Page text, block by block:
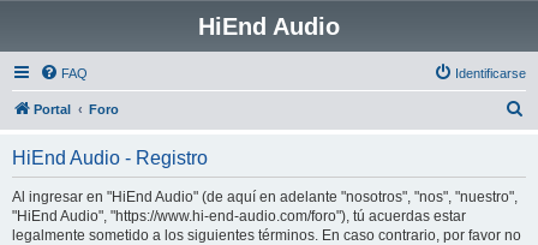
HiEnd Audio
FAQ Identificarse
Portal Foro
HiEnd Audio - Registro
Al ingresar en "HiEnd Audio" (de aquí en adelante "nosotros", "nos", "nuestro",
"HiEnd Audio", "https://www.hi-end-audio.com/foro"), tú acuerdas estar
legalmente sometido a los siguientes términos. En caso contrario, por favor no